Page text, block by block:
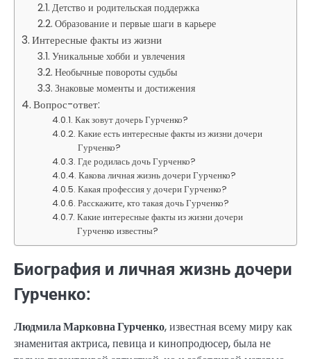
Детство и родительская поддержка
Образование и первые шаги в карьере
Интересные факты из жизни
Уникальные хобби и увлечения
Необычные повороты судьбы
Знаковые моменты и достижения
Вопрос-ответ:
Как зовут дочерь Гурченко?
Какие есть интересные факты из жизни дочери
Гурченко?
Где родилась дочь Гурченко?
Какова личная жизнь дочери Гурченко?
Какая профессия у дочери Гурченко?
Расскажите, кто такая дочь Гурченко?
Какие интересные факты из жизни дочери
Гурченко известны?
Биография и личная жизнь дочери
Гурченко:
Людмила Марковна Гурченко, известная всему миру как
знаменитая актриса, певица и кинопродюсер, была не